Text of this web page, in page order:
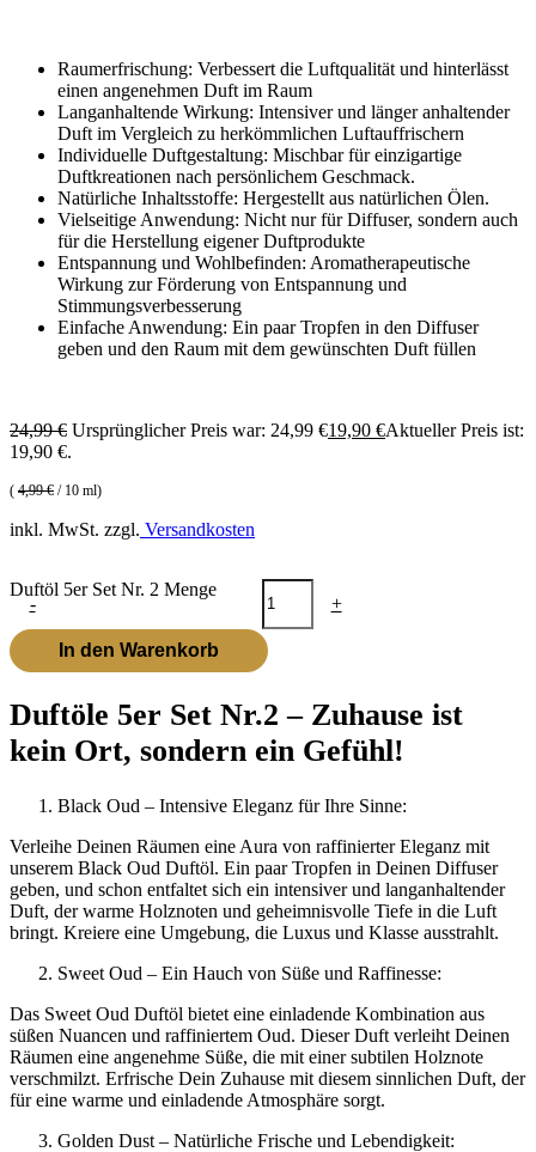
Raumerfrischung: Verbessert die Luftqualität und hinterlässt
einen angenehmen Duft im Raum
Langanhaltende Wirkung: Intensiver und länger anhaltender
Duft im Vergleich zu herkömmlichen Luftauffrischern
Individuelle Duftgestaltung: Mischbar für einzigartige
Duftkreationen nach persönlichem Geschmack.
Natürliche Inhaltsstoffe: Hergestellt aus natürlichen Ölen.
Vielseitige Anwendung: Nicht nur für Diffuser, sondern auch
für die Herstellung eigener Duftprodukte
Entspannung und Wohlbefinden: Aromatherapeutische
Wirkung zur Förderung von Entspannung und
Stimmungsverbesserung
Einfache Anwendung: Ein paar Tropfen in den Diffuser
geben und den Raum mit dem gewünschten Duft füllen
24,99€ Ursprünglicher Preis war: 24,99 €19,90 €Aktueller Preis ist:
19,90 €.
( 4,99€ / 10 ml)
inkl. MwSt. zzgl. Versandkosten
-
Duftöl 5er Set Nr. 2 Menge
+
In den Warenkorb
Duftöle 5er Set Nr.2 – Zuhause ist
kein Ort, sondern ein Gefühl!
Black Oud – Intensive Eleganz für Ihre Sinne:
Verleihe Deinen Räumen eine Aura von raffinierter Eleganz mit
unserem Black Oud Duftöl. Ein paar Tropfen in Deinen Diffuser
geben, und schon entfaltet sich ein intensiver und langanhaltender
Duft, der warme Holznoten und geheimnisvolle Tiefe in die Luft
bringt. Kreiere eine Umgebung, die Luxus und Klasse ausstrahlt.
Sweet Oud – Ein Hauch von Süße und Raffinesse:
Das Sweet Oud Duftöl bietet eine einladende Kombination aus
süßen Nuancen und raffiniertem Oud. Dieser Duft verleiht Deinen
Räumen eine angenehme Süße, die mit einer subtilen Holznote
verschmilzt. Erfrische Dein Zuhause mit diesem sinnlichen Duft, der
für eine warme und einladende Atmosphäre sorgt.
Golden Dust – Natürliche Frische und Lebendigkeit: